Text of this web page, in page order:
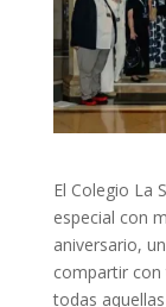
El Colegio La
especial con
aniversario,
compartir con
todas